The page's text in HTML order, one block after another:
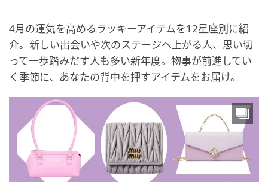
4月の運気を高めるラッキーアイテムを12星座別に紹
介。新しい出会いや次のステージへ上がる人、思い切
って一歩踏みだす人も多い新年度。物事が前進してい
く季節に、あなたの背中を押すアイテムをお届け。